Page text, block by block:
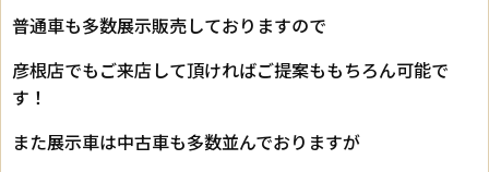
普通車も多数展示販売しておりますので
彦根店でもご来店して頂ければご提案ももちろん可能で
す！
また展示車は中古車も多数並んでおりますが